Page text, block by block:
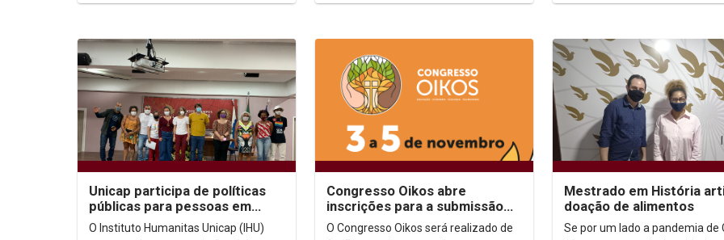
Unicap participa de políticas
públicas para pessoas em
situação de rua
O Instituto Humanitas Unicap (IHU)
Congresso Oikos abre
inscrições para a submissão
de trabalhos
O Congresso Oikos será realizado de
Mestrado em História
doação de alimentos
Se por um lado a pandemia de